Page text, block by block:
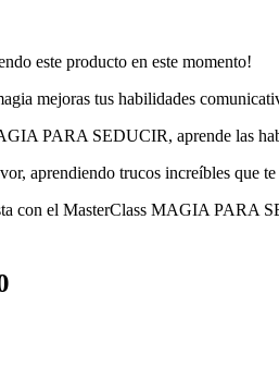
este producto en este momento!
mejoras tus habilidades
PARA SEDUCIR, aprende las
aprendiendo trucos increíbles que
con el MasterClass MAGIA PARA